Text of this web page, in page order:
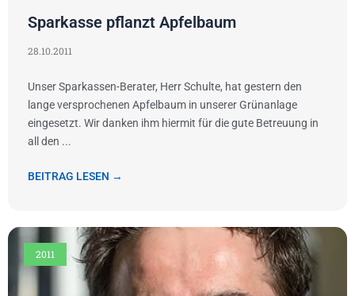
Sparkasse pflanzt Apfelbaum
28.10.2011
Unser Sparkassen-Berater, Herr Schulte, hat gestern den
lange versprochenen Apfelbaum in unserer Grünanlage
eingesetzt. Wir danken ihm hiermit für die gute Betreuung in
all den ...
BEITRAG LESEN →
2011